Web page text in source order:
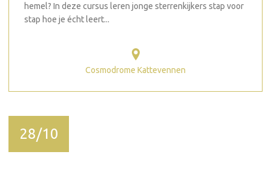
hemel? In deze cursus leren jonge sterrenkijkers stap voor
stap hoe je écht leert...
Cosmodrome Kattevennen
28/10